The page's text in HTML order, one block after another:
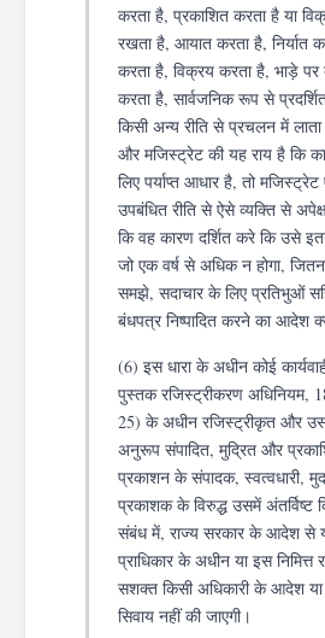
करता है, प्रकाशित करता है या
रखता है, आयात करता है, निर्यात
करता है, विक्रय करता है, भाड़े पर
करता है, सार्वजनिक रूप से
किसी अन्य रीति से प्रचलन में
और मजिस्ट्रेट की यह राय है कि
लिए पर्याप्त आधार है, तो
उपबंधित रीति से ऐसे व्यक्ति से
कि वह कारण दर्शित करे कि उसे
जो एक वर्ष से अधिक न होगा,
समझे, सदाचार के लिए प्रतिभुओं
बंधपत्र निष्पादित करने का आदेश
(6) इस धारा के अधीन कोई
पुस्तक रजिस्ट्रीकरण अधिनियम,
25) के अधीन रजिस्ट्रीकृत और
अनुरूप संपादित, मुद्रित और
प्रकाशन के संपादक, स्वत्वधारी,
प्रकाशक के विरुद्ध उसमें अंतर्विष्ट
संबंध में, राज्य सरकार के आदेश से
प्राधिकार के अधीन या इस निमित्त
सशक्त किसी अधिकारी के आदेश या
सिवाय नहीं की जाएगी।